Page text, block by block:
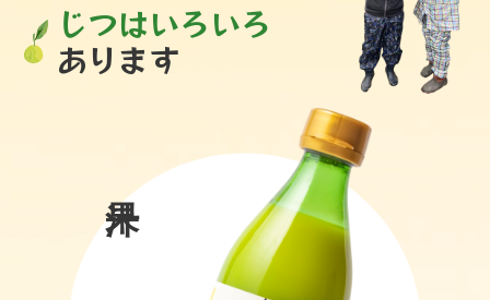
じつはいろいろ
あります